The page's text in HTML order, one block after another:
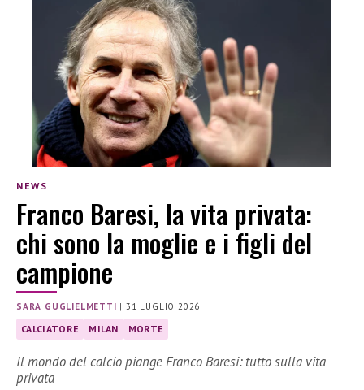
NEWS
Franco Baresi, la vita privata:
chi sono la moglie e i figli del
campione
SARA GUGLIELMETTI |31 LUGLIO 2026
CALCIATORE MILAN MORTE
Il mondo del calcio piange Franco Baresi: tutto sulla vita
privata